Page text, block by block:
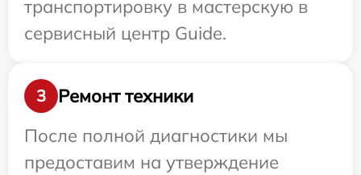
транспортировку в мастерскую в
сервисный центр Guide.
3
Ремонт техники
После полной диагностики мы
предоставим на утверждение